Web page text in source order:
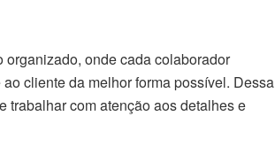
onde cada colaborador
cliente da melhor forma possível. Dessa
trabalhar com atenção aos detalhes e